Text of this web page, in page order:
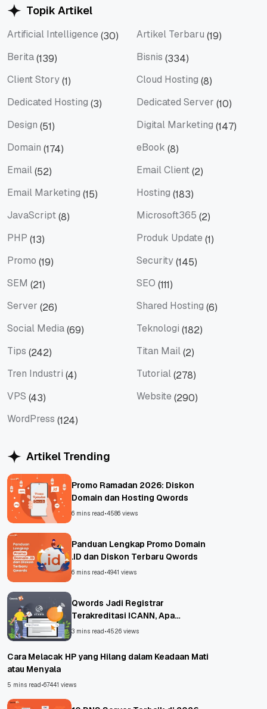
Topik Artikel
Artificial Intelligence (30) Artikel Terbaru (19)
Berita(139) Bisnis (334)
Client Story(1) Cloud Hosting (8)
Dedicated Hosting (3) Dedicated Server (10)
Design (51) Digital Marketing (147)
Domain (174) eBook (8)
Email(52) Email Client(2)
Email Marketing (15) Hosting (183)
JavaScript(8) Microsoft365 (2)
PHP (13) Produk Update (1)
Promo (19) Security(145)
SEM (21) SEO (111)
Server (26) Shared Hosting (6)
Social Media(69) Teknologi (182)
Tips (242) Titan Mail(2)
Tren Industri (4) Tutorial(278)
VPS (43) Website (290)
WordPress (124)
Artikel Trending
Promo Ramadan 2026: Diskon
Domain dan Hosting Qwords
6 mins read •4586 views
Panduan Lengkap Promo Domain
.ID dan Diskon Terbaru Qwords
6 mins read •4941 views
Qwords Jadi Registrar
Terakreditasi ICANN, Apa
Untungnya?
3 mins read •4526 views
Cara Melacak HP yang Hilang dalam Keadaan Mati
atau Menyala
5 mins read •67441 views